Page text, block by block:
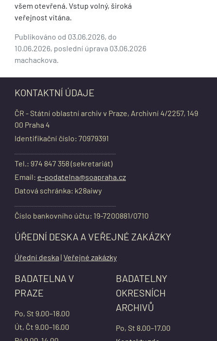
všem otevřená. Vstup volný, široká
veřejnost vítána.
Publikováno od 03.06.2026, do
10.06.2026, poslední úprava 03.06.2026
machackova.
KONTAKTNÍ ÚDAJE
ČR - Státní oblastní archiv v Praze, Archivní 4/2257, 149
00 Praha 4
Identifikační číslo: 70979391
Tel.: 974 847 358 (sekretariát)
Email: e-podatelna@soapraha.cz
Datová schránka: k28aiwy
Číslo bankovního účtu: 19-7200881/0710
ÚŘEDNÍ DESKA A VEŘEJNÉ ZAKÁZKY
Úřední deska | Veřejné zakázky
BADATELNA V
PRAZE
Po, St 9.00–18.00
Út, Čt 9.00–16.00
BADATELNY
OKRESNÍCH
ARCHIVŮ
Po, St 8.00–17.00